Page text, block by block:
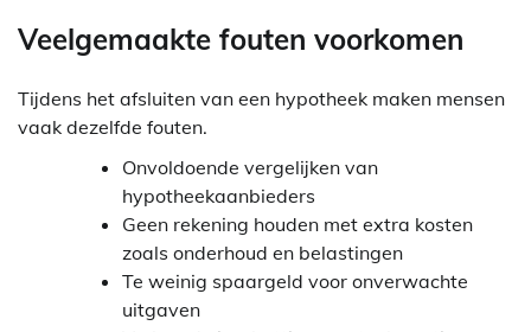
Veelgemaakte fouten voorkomen
Tijdens het afsluiten van een hypotheek maken mensen
vaak dezelfde fouten.
Onvoldoende vergelijken van
hypotheekaanbieders
Geen rekening houden met extra kosten
zoals onderhoud en belastingen
Te weinig spaargeld voor onverwachte
uitgaven